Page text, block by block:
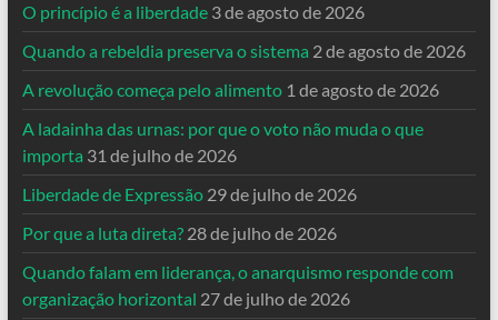
O princípio é a liberdade 3 de agosto de 2026
Quando a rebeldia preserva o sistema 2 de agosto de 2026
A revolução começa pelo alimento 1 de agosto de 2026
A ladainha das urnas: por que o voto não muda o que
importa 31 de julho de 2026
Liberdade de Expressão 29 de julho de 2026
Por que a luta direta? 28 de julho de 2026
Quando falam em liderança, o anarquismo responde com
organização horizontal 27 de julho de 2026